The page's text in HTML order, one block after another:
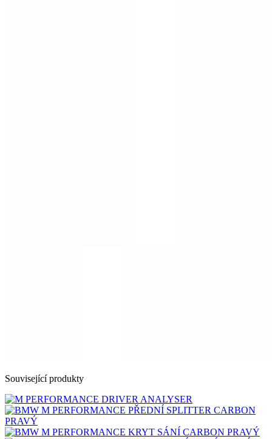
Související produkty